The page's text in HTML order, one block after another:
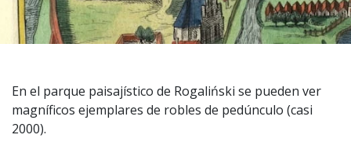
En el parque paisajístico de Rogaliński se pueden ver
magníficos ejemplares de robles de pedúnculo (casi
2000).